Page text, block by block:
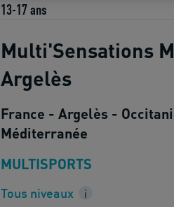
13-17 ans
Multi'Sensations
Argelès
France - Argelès -
Méditerranée
MULTISPORTS
Tous niveaux i